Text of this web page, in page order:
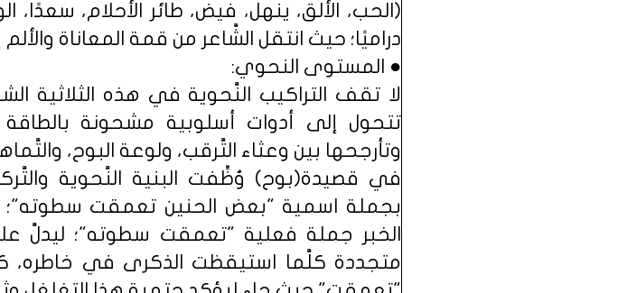
(الحب، الألق، ينهل، فيض، طائر الأحلام،
دراميًا؛ حيث انتقل الشَّاعر من قمة المعاناة والألم
● المستوى النحوي:
لا تقف التراكيب النَّحوية في هذه الثلاثية
تتحول إلى أدوات أسلوبية مشحونة
وتأرجحها بين وعثاء التَّرقب، ولوعة البوح،
في قصيدة(بوح) وُظِّفت البنية النَّحوية
بجملة اسمية "بعض الحنين تعمقت سطوته"؛
الخبر جملة فعلية "تعمقت سطوته"؛ ليدلَّ
متجددة كلَّما استيقظت الذكرى في خاطره،